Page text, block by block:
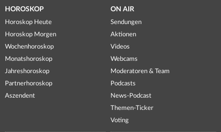
HOROSKOP
Horoskop Heute
Horoskop Morgen
Wochenhoroskop
Monatshoroskop
Jahreshoroskop
Partnerhoroskop
Aszendent
ON AIR
Sendungen
Aktionen
Videos
Webcams
Moderatoren & Team
Podcasts
News-Podcast
Themen-Ticker
Voting